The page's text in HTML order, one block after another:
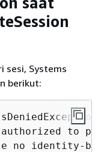
sesi, Systems
berikut:
to
no identity-